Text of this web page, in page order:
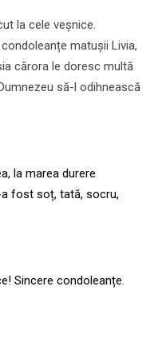
la cele veșnice.
matușii Livia,
cărora le doresc multă
să-l odihnească
la marea durere
fost soț, tată, socru,
Sincere condoleanțe.